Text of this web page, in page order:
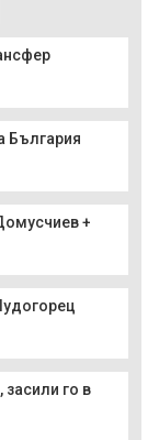
България
+
го в